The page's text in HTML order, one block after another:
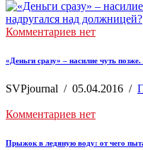
Комментариев нет
«Деньги сразу» – насилие чуть
SVPjournal / 05.04.2016 /
Комментариев нет
Прыжок в ледяную воду: от чего